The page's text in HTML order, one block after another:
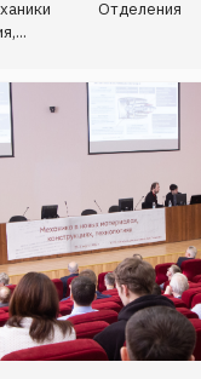
Отделения